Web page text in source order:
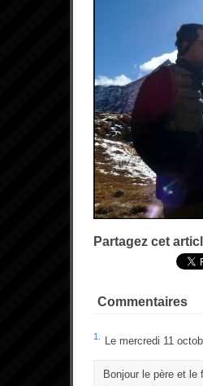
Partagez cet
Commentaires
1. Le mercredi 11
Bonjour le père et le